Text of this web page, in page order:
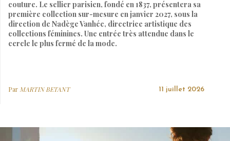
couture. Le sellier parisien, fondé en 1837, présentera sa
première collection sur-mesure en janvier 2027, sous la
direction de Nadège Vanhée, directrice artistique des
collections féminines. Une entrée très attendue dans le
cercle le plus fermé de la mode.
Par MARTIN BETANT 11 juillet 2026